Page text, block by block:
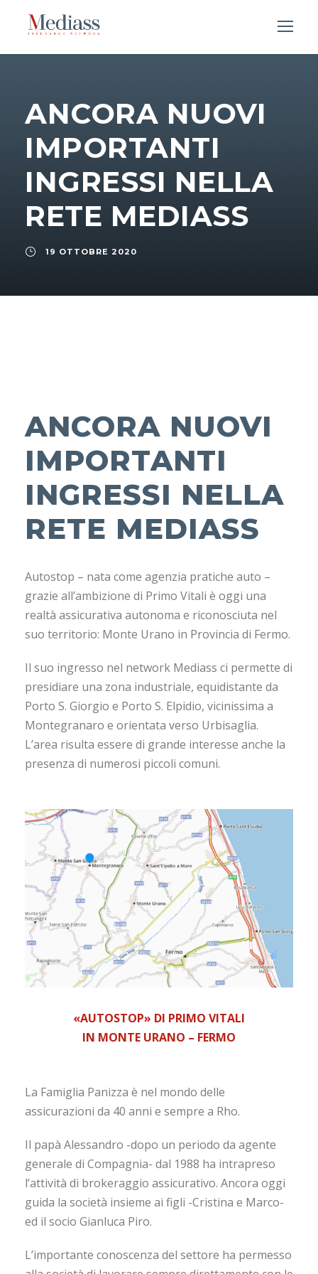
ANCORA NUOVI
IMPORTANTI
INGRESSI NELLA
RETE MEDIASS
19 OTTOBRE 2020
ANCORA NUOVI
IMPORTANTI
INGRESSI NELLA
RETE MEDIASS
Autostop – nata come agenzia pratiche auto –
grazie all’ambizione di Primo Vitali è oggi una
realtà assicurativa autonoma e riconosciuta nel
suo territorio: Monte Urano in Provincia di Fermo.
Il suo ingresso nel network Mediass ci permette di
presidiare una zona industriale, equidistante da
Porto S. Giorgio e Porto S. Elpidio, vicinissima a
Montegranaro e orientata verso Urbisaglia.
L’area risulta essere di grande interesse anche la
presenza di numerosi piccoli comuni.
«AUTOSTOP» DI PRIMO VITALI
IN MONTE URANO – FERMO
La Famiglia Panizza è nel mondo delle
assicurazioni da 40 anni e sempre a Rho.
Il papà Alessandro -dopo un periodo da agente
generale di Compagnia- dal 1988 ha intrapreso
l’attività di brokeraggio assicurativo. Ancora oggi
guida la società insieme ai figli -Cristina e Marco-
ed il socio Gianluca Piro.
L’importante conoscenza del settore ha permesso